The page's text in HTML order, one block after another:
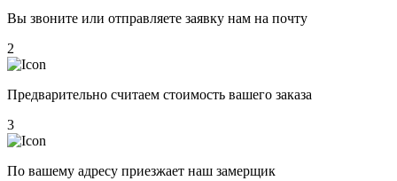
Вы звоните или отправляете заявку нам на почту
2
Предварительно считаем стоимость вашего заказа
3
По вашему адресу приезжает наш замерщик